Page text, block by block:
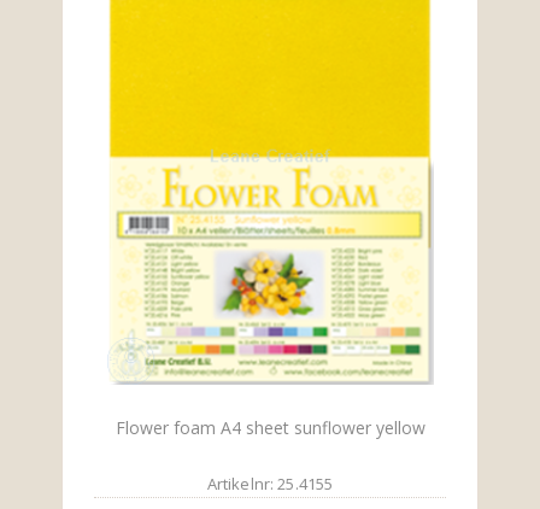
Flower foam A4 sheet sunflower yellow
Artikelnr: 25.4155